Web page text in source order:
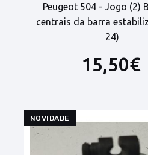
Peugeot 504 - Jogo (2)
centrais da barra
24)
15,50€
NOVIDADE